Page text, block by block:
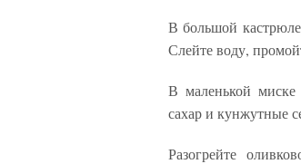
В большой
Слейте воду,
В маленькой миске
сахар и кунжутные
Разогрейте